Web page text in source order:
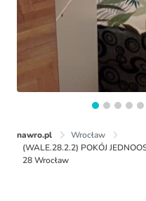
nawro.pl
Wrocław
(WALE.28.2.2) POKÓJ
28 Wrocław